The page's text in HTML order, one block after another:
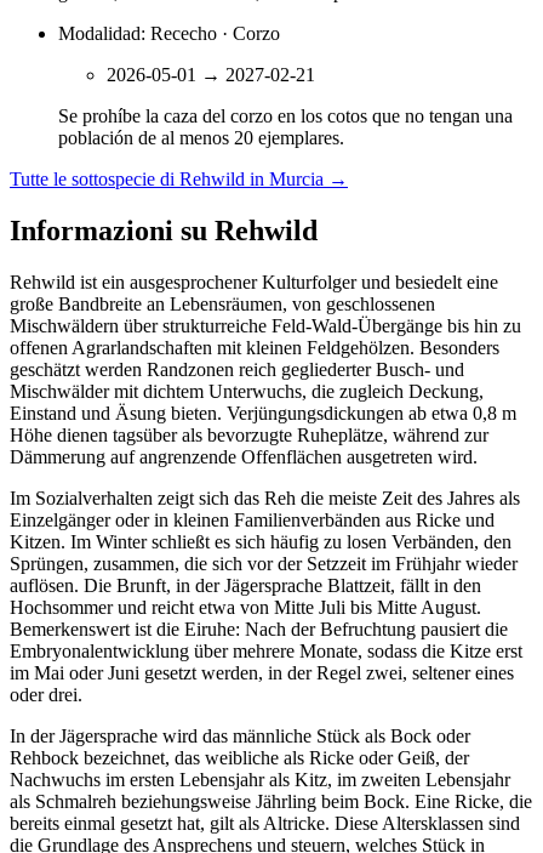
Modalidad: Rececho · Corzo
2026-05-01 → 2027-02-21
Se prohíbe la caza del corzo en los cotos que no tengan una
población de al menos 20 ejemplares.
Tutte le sottospecie di Rehwild in Murcia →
Informazioni su Rehwild
Rehwild ist ein ausgesprochener Kulturfolger und besiedelt eine
große Bandbreite an Lebensräumen, von geschlossenen
Mischwäldern über strukturreiche Feld-Wald-Übergänge bis hin zu
offenen Agrarlandschaften mit kleinen Feldgehölzen. Besonders
geschätzt werden Randzonen reich gegliederter Busch- und
Mischwälder mit dichtem Unterwuchs, die zugleich Deckung,
Einstand und Äsung bieten. Verjüngungsdickungen ab etwa 0,8 m
Höhe dienen tagsüber als bevorzugte Ruheplätze, während zur
Dämmerung auf angrenzende Offenflächen ausgetreten wird.
Im Sozialverhalten zeigt sich das Reh die meiste Zeit des Jahres als
Einzelgänger oder in kleinen Familienverbänden aus Ricke und
Kitzen. Im Winter schließt es sich häufig zu losen Verbänden, den
Sprüngen, zusammen, die sich vor der Setzzeit im Frühjahr wieder
auflösen. Die Brunft, in der Jägersprache Blattzeit, fällt in den
Hochsommer und reicht etwa von Mitte Juli bis Mitte August.
Bemerkenswert ist die Eiruhe: Nach der Befruchtung pausiert die
Embryonalentwicklung über mehrere Monate, sodass die Kitze erst
im Mai oder Juni gesetzt werden, in der Regel zwei, seltener eines
oder drei.
In der Jägersprache wird das männliche Stück als Bock oder
Rehbock bezeichnet, das weibliche als Ricke oder Geiß, der
Nachwuchs im ersten Lebensjahr als Kitz, im zweiten Lebensjahr
als Schmalreh beziehungsweise Jährling beim Bock. Eine Ricke, die
bereits einmal gesetzt hat, gilt als Altricke. Diese Altersklassen sind
die Grundlage des Ansprechens und steuern, welches Stück in